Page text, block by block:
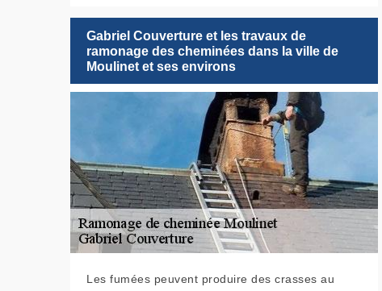
Gabriel Couverture et les travaux de
ramonage des cheminées dans la ville de
Moulinet et ses environs
Les fumées peuvent produire des crasses au